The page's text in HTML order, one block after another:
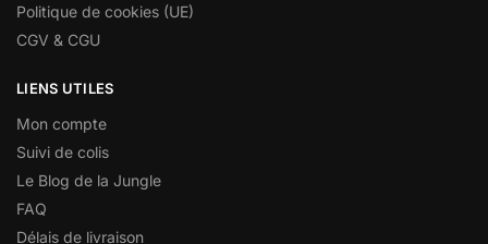
Politique de cookies (UE)
CGV & CGU
LIENS UTILES
Mon compte
Suivi de colis
Le Blog de la Jungle
FAQ
Délais de livraison